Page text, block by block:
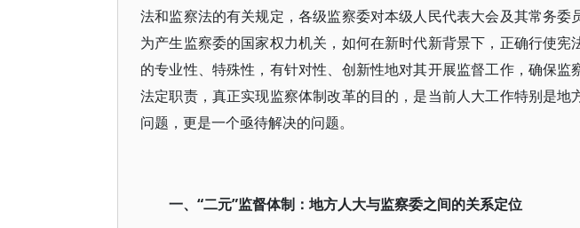
法和监察法的有关规定，各级监察委对本级人民代表大会及其常务委
为产生监察委的国家权力机关，如何在新时代新背景下，正确行使
的专业性、特殊性，有针对性、创新性地对其开展监督工作，确保监
法定职责，真正实现监察体制改革的目的，是当前人大工作特别是地
问题，更是一个亟待解决的问题。
一、“二元”监督体制：地方人大与监察委之间的关系定位